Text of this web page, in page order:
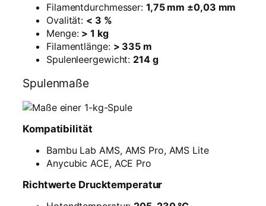
Filamentdurchmesser: 1,75 mm ±0,03 mm
Ovalität: < 3 %
Menge: > 1 kg
Filamentlänge: > 335 m
Spulenleergewicht: 214 g
Spulenmaße
Kompatibilität
Bambu Lab AMS, AMS Pro, AMS Lite
Anycubic ACE, ACE Pro
Richtwerte Drucktemperatur